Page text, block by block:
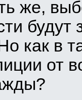
же,
как в
от